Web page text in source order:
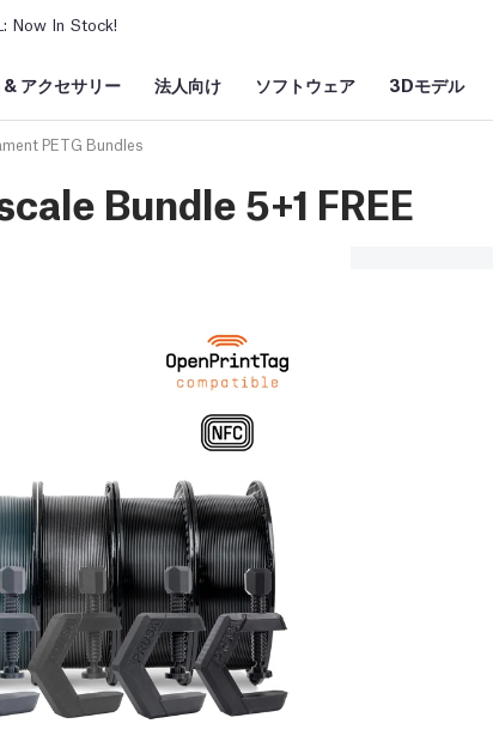
Now In Stock!
& アクセサリー 法人向け ソフトウェア 3Dモデル
PETG Bundles
Bundle 5+1 FREE